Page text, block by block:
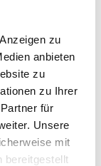
zu
anbieten
zu
zu Ihrer
für
Unsere
mit
bereitgestellt
Zeit des